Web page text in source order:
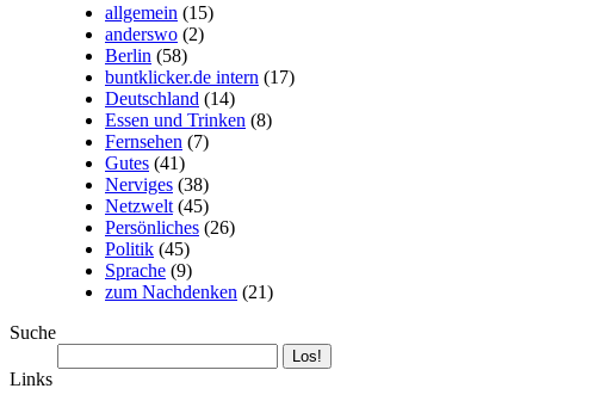
allgemein (15)
anderswo (2)
Berlin (58)
buntklicker.de intern (17)
Deutschland (14)
Essen und Trinken (8)
Fernsehen (7)
Gutes (41)
Nerviges (38)
Netzwelt (45)
Persönliches (26)
Politik (45)
Sprache (9)
zum Nachdenken (21)
Suche
Links